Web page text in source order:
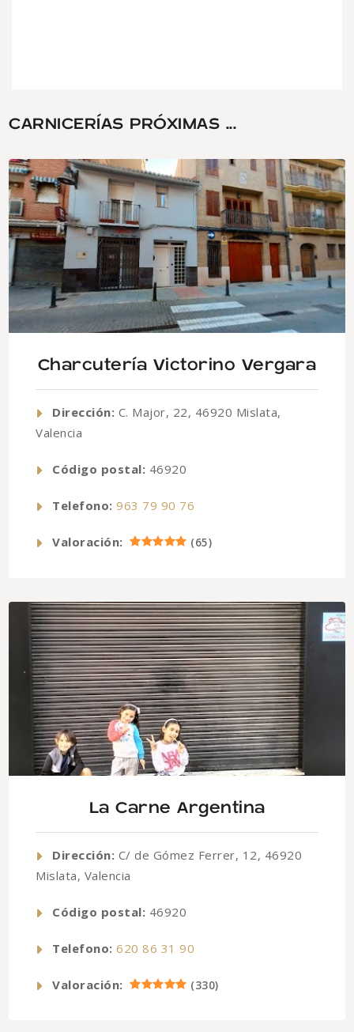
CARNICERÍAS PRÓXIMAS ...
Charcutería Victorino Vergara
Dirección: C. Major, 22, 46920 Mislata,
Valencia
Código postal: 46920
Telefono: 963 79 90 76
Valoración: (65)
La Carne Argentina
Dirección: C/ de Gómez Ferrer, 12, 46920
Mislata, Valencia
Código postal: 46920
Telefono: 620 86 31 90
Valoración: (330)